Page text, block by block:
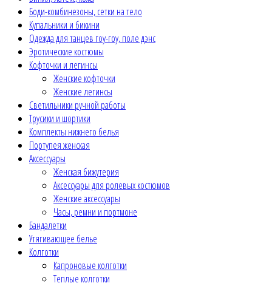
Боди-комбинезоны, сетки на тело
Купальники и бикини
Одежда для танцев гоу-гоу, поле дэнс
Эротические костюмы
Кофточки и легинсы
Женские кофточки
Женские легинсы
Светильники ручной работы
Трусики и шортики
Комплекты нижнего белья
Портупея женская
Аксессуары
Женская бижутерия
Аксессуары для ролевых костюмов
Женские аксессуары
Часы, ремни и портмоне
Бандалетки
Утягивающее белье
Колготки
Капроновые колготки
Теплые колготки